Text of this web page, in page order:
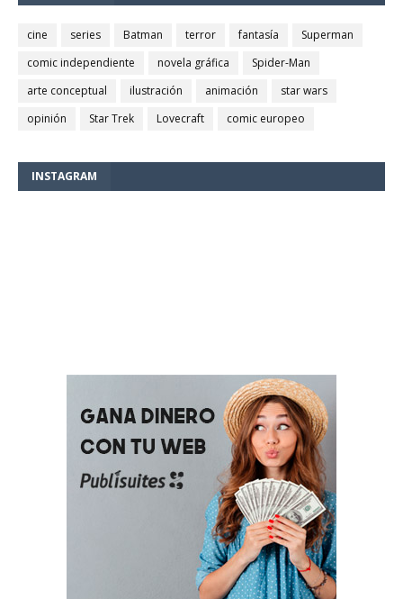
cine series Batman terror fantasía
Superman
comic independiente
novela gráfica
Spider-Man
arte conceptual
ilustración animación
star wars
opinión
Star Trek Lovecraft comic europeo
INSTAGRAM